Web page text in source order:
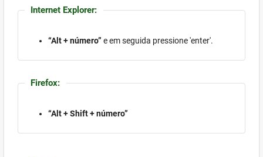
Internet Explorer:
“Alt + número” e em seguida pressione 'enter'.
Firefox:
“Alt + Shift + número”